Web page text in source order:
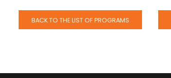
BACK TO THE LIST OF PROGRAMS